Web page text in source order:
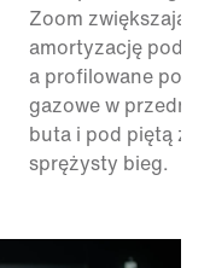
Zoom zwiększają
amortyzację
a profilowane
gazowe w
buta i pod piętą
sprężysty bieg.